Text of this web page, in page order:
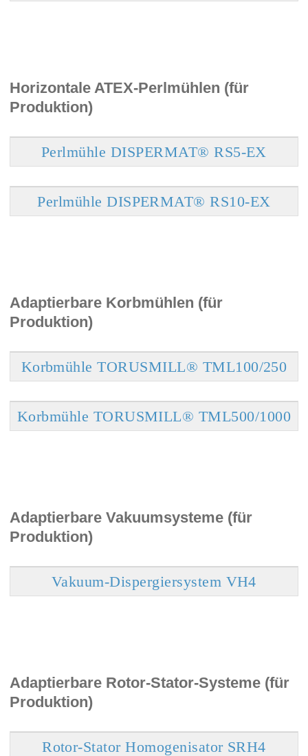
Horizontale ATEX-Perlmühlen (für
Produktion)
Perlmühle DISPERMAT® RS5-EX
Perlmühle DISPERMAT® RS10-EX
Adaptierbare Korbmühlen (für
Produktion)
Korbmühle TORUSMILL® TML100/250
Korbmühle TORUSMILL® TML500/1000
Adaptierbare Vakuumsysteme (für
Produktion)
Vakuum-Dispergiersystem VH4
Adaptierbare Rotor-Stator-Systeme (für
Produktion)
Rotor-Stator Homogenisator SRH4